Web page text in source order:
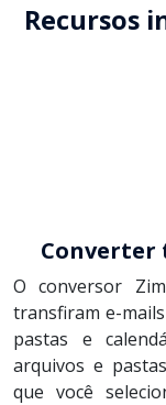
Recursos
Converter
O conversor
transfiram e-
pastas e
arquivos e
que você